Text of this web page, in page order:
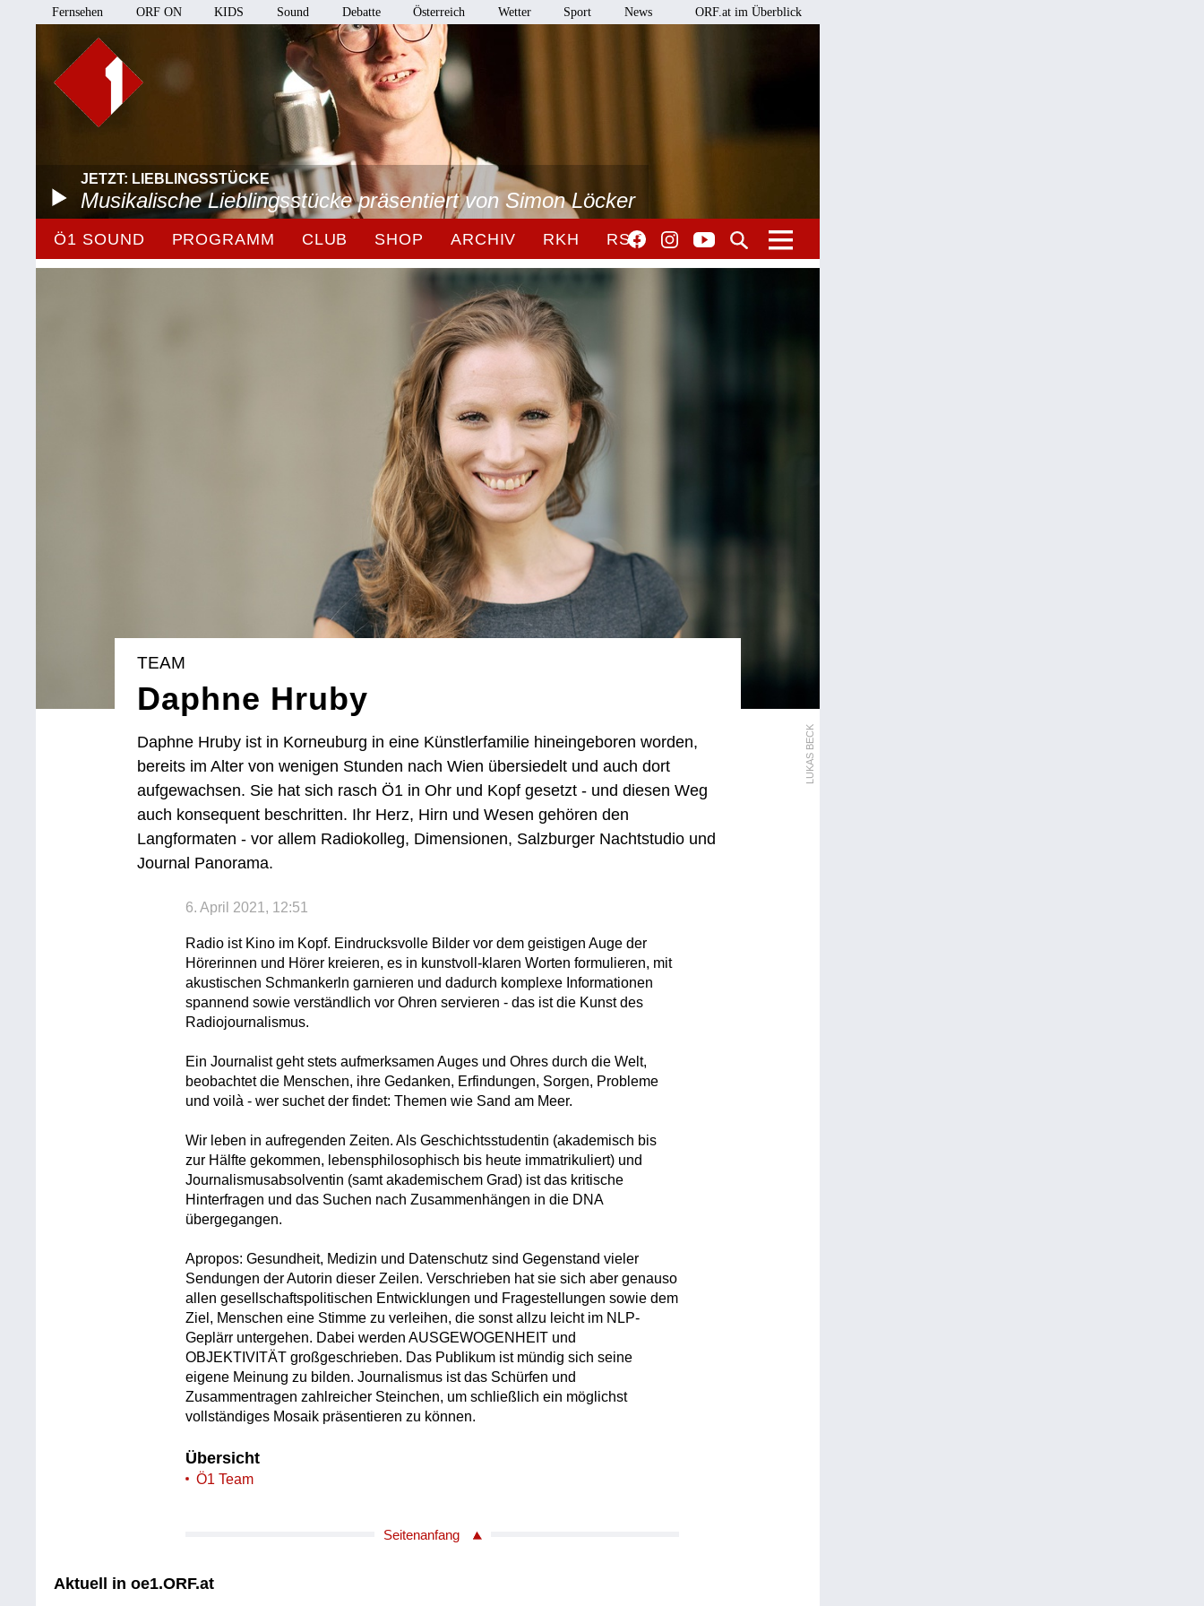
Fernsehen ORF ON KIDS Sound Debatte Österreich Wetter Sport News ORF.at im Überblick
JETZT: LIEBLINGSSTÜCKE
Musikalische Lieblingsstücke präsentiert von Simon Löcker
Ö1 SOUND PROGRAMM CLUB SHOP ARCHIV RKH RSO
LUKAS BECK
TEAM
Daphne Hruby
Daphne Hruby ist in Korneuburg in eine Künstlerfamilie hineingeboren worden,
bereits im Alter von wenigen Stunden nach Wien übersiedelt und auch dort
aufgewachsen. Sie hat sich rasch Ö1 in Ohr und Kopf gesetzt - und diesen Weg
auch konsequent beschritten. Ihr Herz, Hirn und Wesen gehören den
Langformaten - vor allem Radiokolleg, Dimensionen, Salzburger Nachtstudio und
Journal Panorama.
6. April 2021, 12:51
Radio ist Kino im Kopf. Eindrucksvolle Bilder vor dem geistigen Auge der
Hörerinnen und Hörer kreieren, es in kunstvoll-klaren Worten formulieren, mit
akustischen Schmankerln garnieren und dadurch komplexe Informationen
spannend sowie verständlich vor Ohren servieren - das ist die Kunst des
Radiojournalismus.
Ein Journalist geht stets aufmerksamen Auges und Ohres durch die Welt,
beobachtet die Menschen, ihre Gedanken, Erfindungen, Sorgen, Probleme
und voilà - wer suchet der findet: Themen wie Sand am Meer.
Wir leben in aufregenden Zeiten. Als Geschichtsstudentin (akademisch bis
zur Hälfte gekommen, lebensphilosophisch bis heute immatrikuliert) und
Journalismusabsolventin (samt akademischem Grad) ist das kritische
Hinterfragen und das Suchen nach Zusammenhängen in die DNA
übergegangen.
Apropos: Gesundheit, Medizin und Datenschutz sind Gegenstand vieler
Sendungen der Autorin dieser Zeilen. Verschrieben hat sie sich aber genauso
allen gesellschaftspolitischen Entwicklungen und Fragestellungen sowie dem
Ziel, Menschen eine Stimme zu verleihen, die sonst allzu leicht im NLP-
Geplärr untergehen. Dabei werden AUSGEWOGENHEIT und
OBJEKTIVITÄT großgeschrieben. Das Publikum ist mündig sich seine
eigene Meinung zu bilden. Journalismus ist das Schürfen und
Zusammentragen zahlreicher Steinchen, um schließlich ein möglichst
vollständiges Mosaik präsentieren zu können.
Übersicht
Ö1 Team
Seitenanfang
Aktuell in oe1.ORF.at